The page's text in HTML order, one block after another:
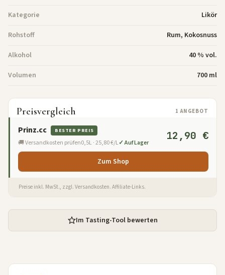
Kategorie
Likör
Rohstoff
Rum, Kokosnuss
Alkohol
40 % vol.
Volumen
700 ml
Preisvergleich 1 ANGEBOT
Prinz.cc BESTER PREIS
🚚 Versandkosten prüfen0,5L · 25,80 €/L✓ Auf Lager
12,90 €
Zum Shop
Preise inkl. MwSt., zzgl. Versandkosten. Affiliate-Links.
Im Tasting-Tool bewerten